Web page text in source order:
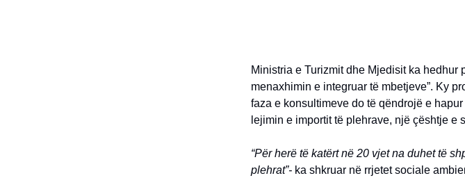
Ministria e Turizmit dhe Mjedisit ka hedhur
menaxhimin e integruar të mbetjeve”. Ky
faza e konsultimeve do të qëndrojë e
lejimin e importit të plehrave, një çështje e
“Për herë të katërt në 20 vjet na duhet të
plehrat”- ka shkruar në rrjetet sociale